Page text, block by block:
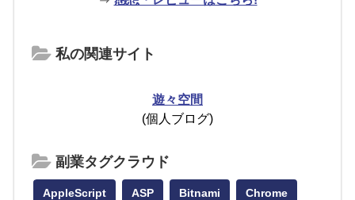
私の関連サイト
遊々空間
(個人ブログ)
副業タグクラウド
AppleScript ASP Bitnami Chrome